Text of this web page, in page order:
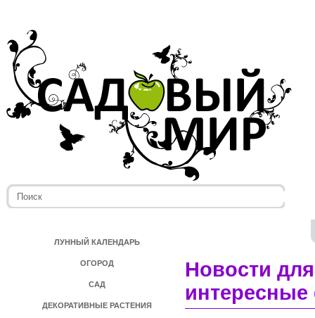
ЛУННЫЙ КАЛЕНДАРЬ
ОГОРОД
САД
ДЕКОРАТИВНЫЕ РАСТЕНИЯ
Новости